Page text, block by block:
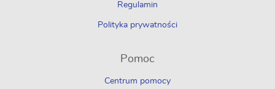
Regulamin
Polityka prywatności
Pomoc
Centrum pomocy